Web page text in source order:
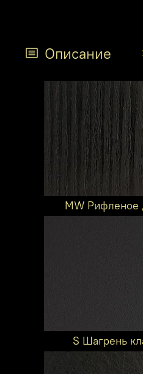
Описание
MW Рифленое
S Шагрень